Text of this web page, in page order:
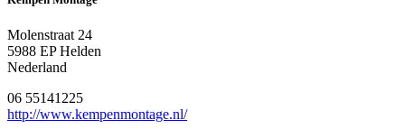
Molenstraat 24
5988 EP Helden
Nederland
06 55141225
http://www.kempenmontage.nl/